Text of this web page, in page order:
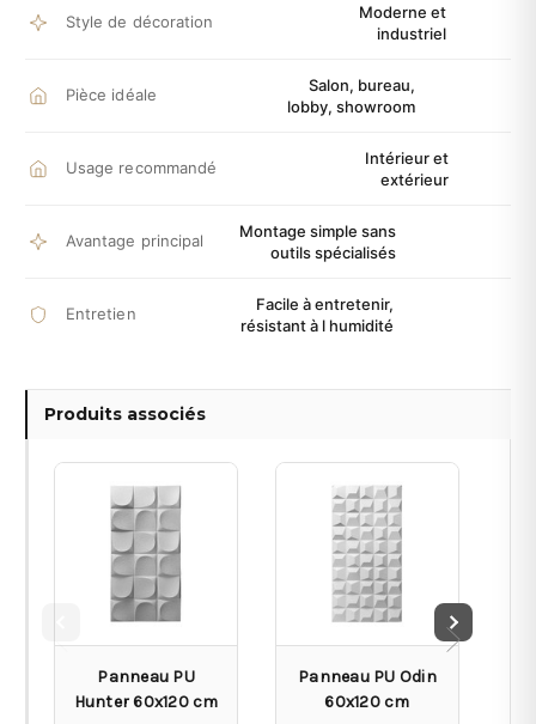
Style de décoration
Moderne et
industriel
Pièce idéale
Salon, bureau,
lobby, showroom
Usage recommandé
Intérieur et
extérieur
Avantage principal
Montage simple sans
outils spécialisés
Entretien
Facile à entretenir,
résistant à l humidité
Produits associés
Panneau PU
Hunter 60x120 cm
Panneau PU Odin
60x120 cm